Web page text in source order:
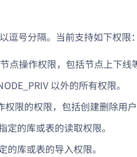
逗号分隔。当前支持如下权限：
点操作权限，包括节点上下线
以外的所有权限。
权限的权限，包括创建删除用
定的库或表的读取权限。
的库或表的导入权限。